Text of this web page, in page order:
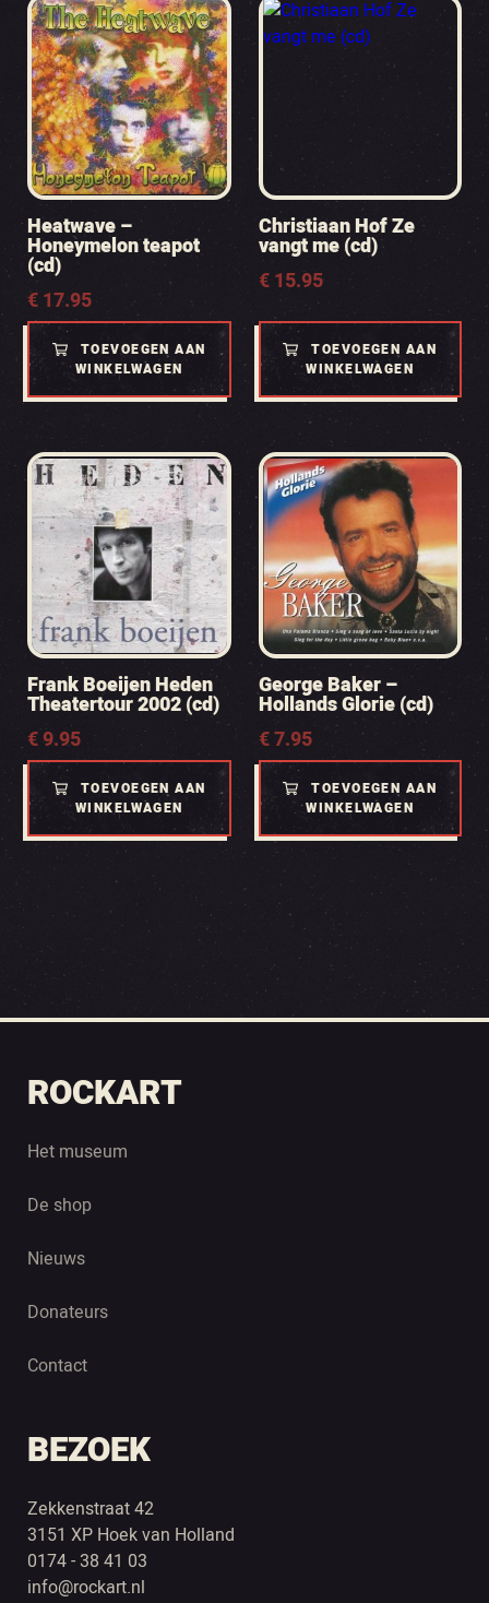
Heatwave –
Honeymelon teapot
(cd)
€17.95
TOEVOEGEN AAN
WINKELWAGEN
Christiaan Hof Ze
vangt me (cd)
€15.95
TOEVOEGEN AAN
WINKELWAGEN
Frank Boeijen Heden
Theatertour 2002 (cd)
€9.95
TOEVOEGEN AAN
WINKELWAGEN
George Baker –
Hollands Glorie (cd)
€7.95
TOEVOEGEN AAN
WINKELWAGEN
ROCKART
Het museum
De shop
Nieuws
Donateurs
Contact
BEZOEK
Zekkenstraat 42
3151 XP Hoek van Holland
0174 - 38 41 03
info@rockart.nl